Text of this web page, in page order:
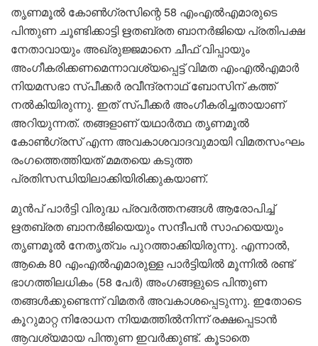
തൃണമൂൽ കോൺഗ്രസിന്റെ 58 എംഎൽഎമാരുടെ
പിന്തുണ ചൂണ്ടിക്കാട്ടി ഋതബ്രത ബാനർജിയെ പ്രതിപക്ഷ
നേതാവായും അഖ്രുജ്ജമാനെ ചീഫ് വിപ്പായും
അംഗീകരിക്കണമെന്നാവശ്യപ്പെട്ട് വിമത എംഎൽഎമാർ
നിയമസഭാ സ്പീക്കർ രവീന്ദ്രനാഥ് ബോസിന് കത്ത്
നൽകിയിരുന്നു. ഇത് സ്പീക്കർ അംഗീകരിച്ചതായാണ്
അറിയുന്നത്. തങ്ങളാണ് യഥാർത്ഥ തൃണമൂൽ
കോൺഗ്രസ് എന്ന അവകാശവാദവുമായി വിമതസംഘം
രംഗത്തെത്തിയത് മമതയെ കടുത്ത
പ്രതിസന്ധിയിലാക്കിയിരിക്കുകയാണ്.
മുൻപ് പാർട്ടി വിരുദ്ധ പ്രവർത്തനങ്ങൾ ആരോപിച്ച്
ഋതബ്രത ബാനർജിയെയും സന്ദീപൻ സാഹയെയും
തൃണമൂൽ നേതൃത്വം പുറത്താക്കിയിരുന്നു. എന്നാൽ,
ആകെ 80 എംഎൽഎമാരുള്ള പാർട്ടിയിൽ മൂന്നിൽ രണ്ട്
ഭാഗത്തിലധികം (58 പേർ) അംഗങ്ങളുടെ പിന്തുണ
തങ്ങൾക്കുണ്ടെന്ന് വിമതർ അവകാശപ്പെടുന്നു. ഇതോടെ
കൂറുമാറ്റ നിരോധന നിയമത്തിൽനിന്ന് രക്ഷപ്പെടാൻ
ആവശ്യമായ പിന്തുണ ഇവർക്കുണ്ട്. കൂടാതെ